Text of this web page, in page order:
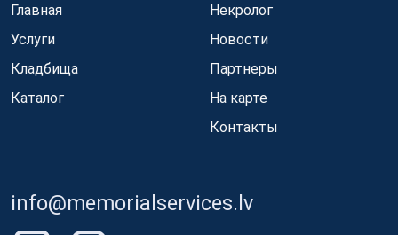
Главная
Услуги
Кладбища
Каталог
Некролог
Новости
Партнеры
На карте
Контакты
info@memorialservices.lv